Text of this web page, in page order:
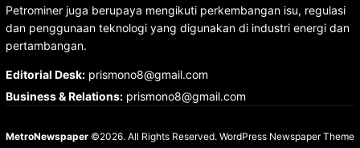
Petrominer juga berupaya mengikuti perkembangan isu, regulasi
dan penggunaan teknologi yang digunakan di industri energi dan
pertambangan.
Editorial Desk:prismono8@gmail.com
Business & Relations:prismono8@gmail.com
MetroNewspaper©2026. All Rights Reserved. WordPress Newspaper Theme